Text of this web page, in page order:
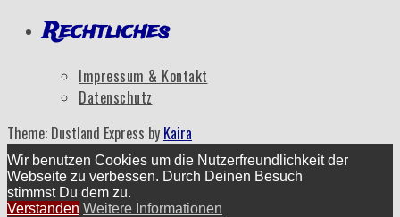
Rechtliches
Impressum & Kontakt
Datenschutz
Theme: Dustland Express by Kaira
Wir benutzen Cookies um die Nutzerfreundlichkeit der
Webseite zu verbessen. Durch Deinen Besuch
stimmst Du dem zu.
Verstanden Weitere Informationen